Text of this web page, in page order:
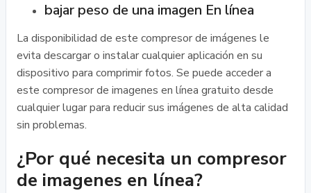
bajar peso de una imagen En línea
La disponibilidad de este compresor de imágenes le
evita descargar o instalar cualquier aplicación en su
dispositivo para comprimir fotos. Se puede acceder a
este compresor de imagenes en línea gratuito desde
cualquier lugar para reducir sus imágenes de alta calidad
sin problemas.
¿Por qué necesita un compresor
de imagenes en línea?